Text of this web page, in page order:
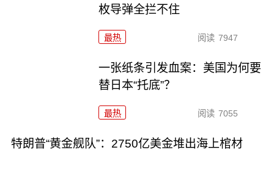
枚导弹全拦不住
最热 阅读 7947
一张纸条引发血案：美国为何要
替日本“托底”？
最热 阅读 7055
特朗普“黄金舰队”：2750亿美金堆出海上棺材